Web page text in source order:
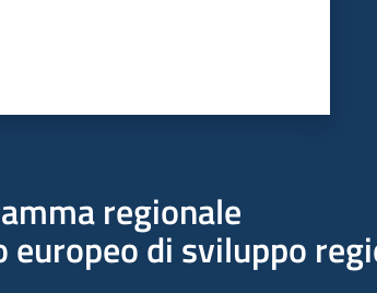
regionale
europeo di sviluppo